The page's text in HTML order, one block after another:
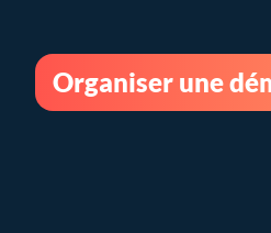
Organiser une